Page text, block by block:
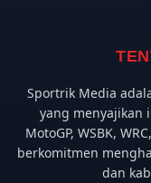
Sportrik Media
yang menyajikan
MotoGP, WSBK,
berkomitmen
dan